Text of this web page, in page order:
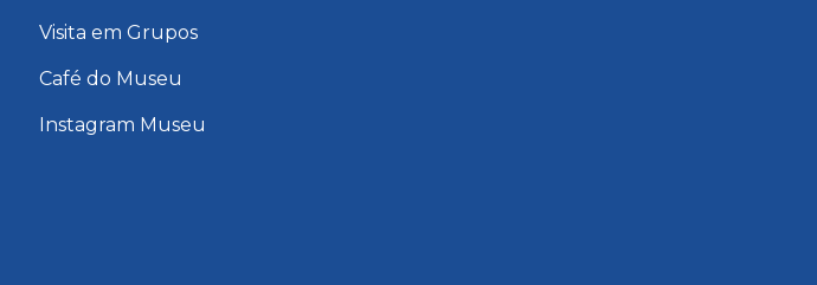
Visita em Grupos
Café do Museu
Instagram Museu